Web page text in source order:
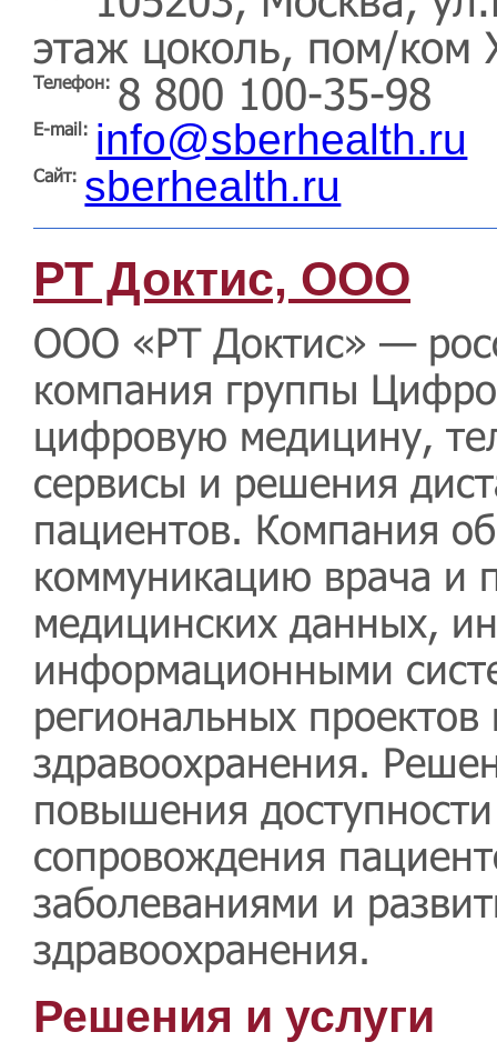
этаж цоколь, пом/ком
Телефон: 8 800 100-35-98
E-mail: info@sberhealth.ru
Сайт: sberhealth.ru
РТ Доктис, ООО
ООО «РТ Доктис» —
компания группы
цифровую медицину,
сервисы и решения
пациентов. Компания
коммуникацию врача и
медицинских данных,
информационными
региональных
здравоохранения.
повышения
сопровождения
заболеваниями и
здравоохранения.
Решения и услуги